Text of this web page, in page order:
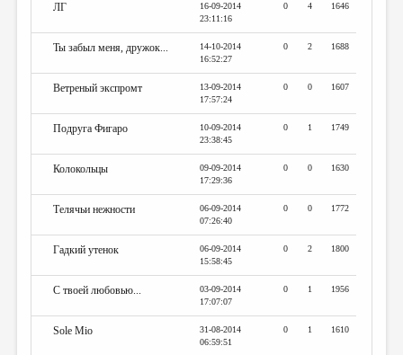
ЛГ
16-09-2014
23:11:16
0 4 1646
Ты забыл меня, дружок...
14-10-2014
16:52:27
0 2 1688
Ветреный экспромт
13-09-2014
17:57:24
0 0 1607
Подруга Фигаро
10-09-2014
23:38:45
0 1 1749
Колокольцы
09-09-2014
17:29:36
0 0 1630
Телячьи нежности
06-09-2014
07:26:40
0 0 1772
Гадкий утенок
06-09-2014
15:58:45
0 2 1800
С твоей любовью...
03-09-2014
17:07:07
0 1 1956
Sole Mio
31-08-2014
06:59:51
0 1 1610